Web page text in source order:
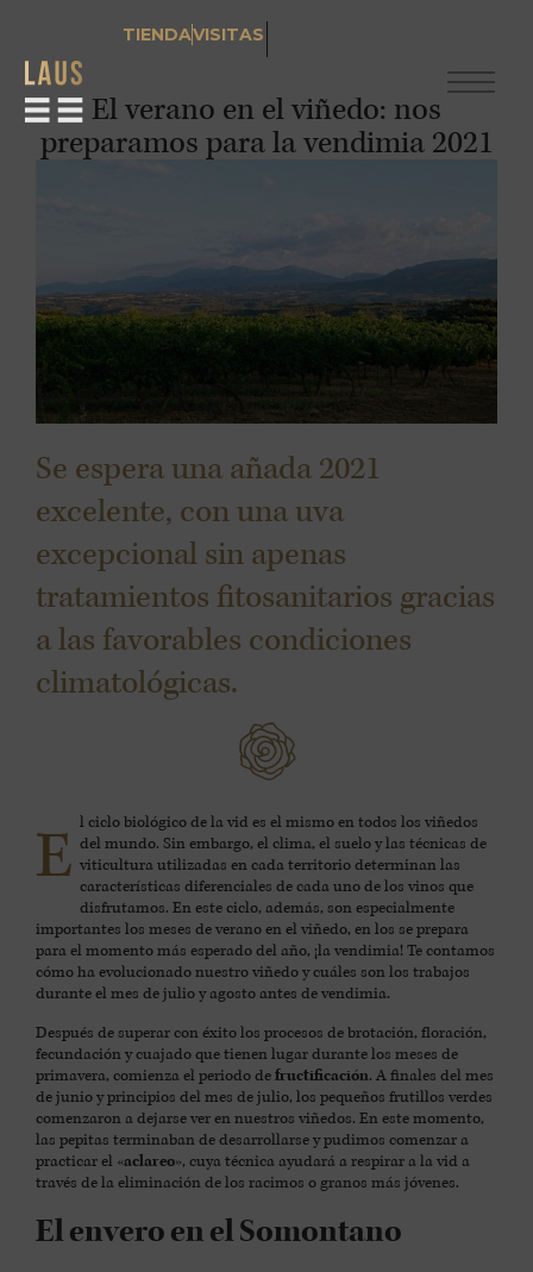
TIENDAVISITAS
El verano en el viñedo: nos
preparamos para la vendimia 2021
Se espera una añada 2021
excelente, con una uva
excepcional sin apenas
tratamientos fitosanitarios gracias
a las favorables condiciones
climatológicas.
E l ciclo biológico de la vid es el mismo en todos los viñedos
del mundo. Sin embargo, el clima, el suelo y las técnicas de
viticultura utilizadas en cada territorio determinan las
características diferenciales de cada uno de los vinos que
disfrutamos. En este ciclo, además, son especialmente
importantes los meses de verano en el viñedo, en los se prepara
para el momento más esperado del año, ¡la vendimia! Te contamos
cómo ha evolucionado nuestro viñedo y cuáles son los trabajos
durante el mes de julio y agosto antes de vendimia.
Después de superar con éxito los procesos de brotación, floración,
fecundación y cuajado que tienen lugar durante los meses de
primavera, comienza el periodo defructificación. A finales del mes
de junio y principios del mes de julio, los pequeños frutillos verdes
comenzaron a dejarse ver en nuestros viñedos. En este momento,
las pepitas terminaban de desarrollarse y pudimos comenzar a
practicar el «aclareo», cuya técnica ayudará a respirar a la vid a
través de la eliminación de los racimos o granos más jóvenes.
El envero en el Somontano